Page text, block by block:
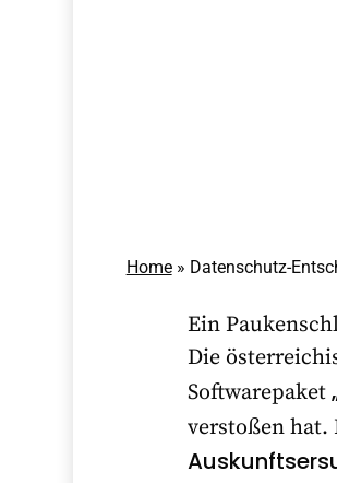
Home» Datenschutz-
Ein
Die
Softwarepaket
verstoßen hat.